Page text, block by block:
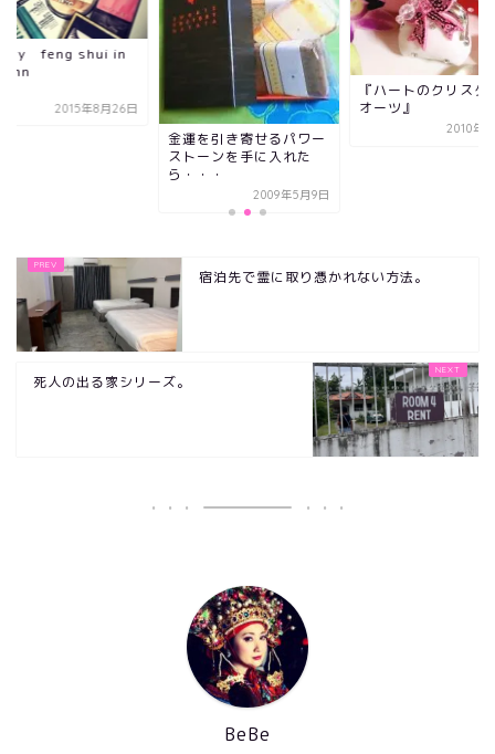
feng shui in
2015年8月26日
金運を引き寄せるパワー
ストーンを手に入れた
ら・・・
2009年5月9日
『ハートのクリスタ
オーツ』
2010年1
宿泊先で霊に取り憑かれない方法。
死人の出る家シリーズ。
BeBe